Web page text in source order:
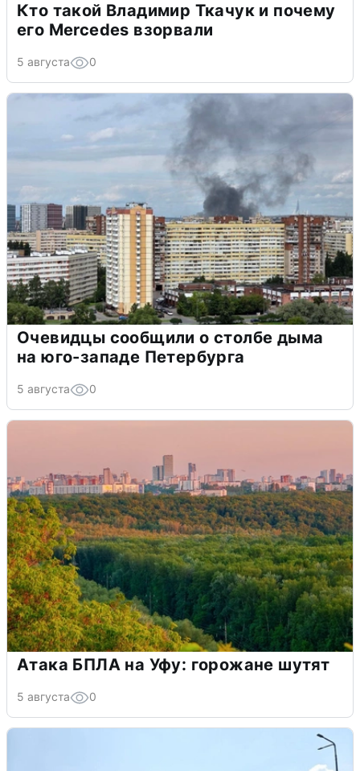
Кто такой Владимир Ткачук и почему
его Mercedes взорвали
5 августа 0
Очевидцы сообщили о столбе дыма
на юго-западе Петербурга
5 августа 0
Атака БПЛА на Уфу: горожане шутят
5 августа 0